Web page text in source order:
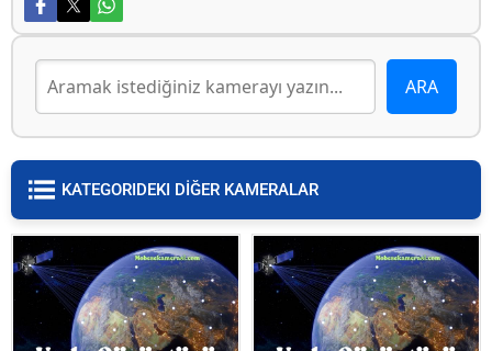
KATEGORIDEKI DİĞER KAMERALAR